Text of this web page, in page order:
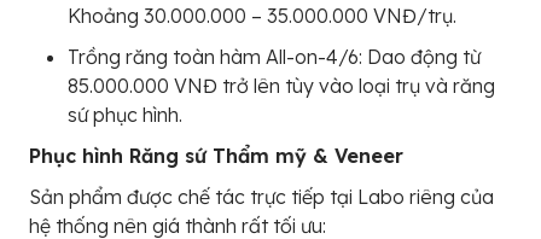
Khoảng 30.000.000 – 35.000.000 VNĐ/trụ.
Trồng răng toàn hàm All-on-4/6: Dao động từ
85.000.000 VNĐ trở lên tùy vào loại trụ và răng
sứ phục hình.
Phục hình Răng sứ Thẩm mỹ & Veneer
Sản phẩm được chế tác trực tiếp tại Labo riêng của
hệ thống nên giá thành rất tối ưu: